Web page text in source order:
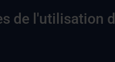
de l'utilisation